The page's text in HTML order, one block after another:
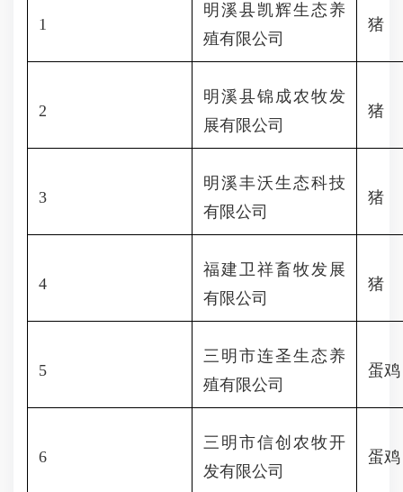
1
明溪县凯辉生态养
殖有限公司
猪
2
明溪县锦成农牧发
展有限公司
猪
3
明溪丰沃生态科技
有限公司
猪
4
福建卫祥畜牧发展
有限公司
猪
5
三明市连圣生态养
殖有限公司
蛋鸡
6
三明市信创农牧开
发有限公司
蛋鸡